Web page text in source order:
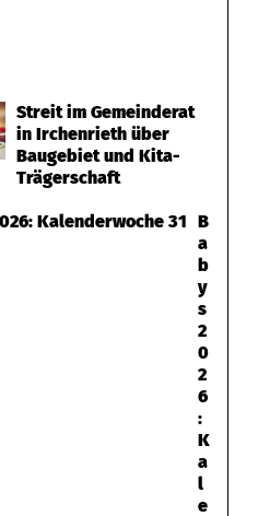
Streit im Gemeinderat
in Irchenrieth über
Baugebiet und Kita-
Trägerschaft
B
a
b
y
s
2
0
2
6
:
K
a
l
e